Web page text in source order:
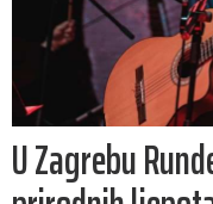
U Zagrebu